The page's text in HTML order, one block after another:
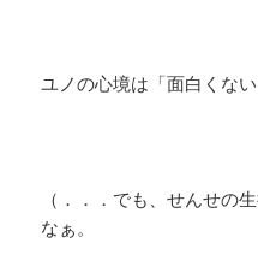
ユノの心境は「面白くない
（．．．でも、せんせの
なぁ。